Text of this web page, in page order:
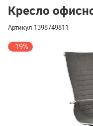
Кресло
Артикул 1398749811
-19%